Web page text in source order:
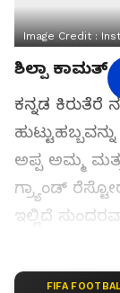
Image Credit :
ಶಿಲ್ಪಾ ಕಾಮತ್
ಕನ್ನಡ ಕಿರುತೆರೆ
ಅಪ್ಪ ಅಮ್ಮ
ಗ್ರ್ಯಾಂಡ್
ಇಲ್ಲಿದೆ
ಸಮಗ್ರ ಸುದ್ದಿ
FIFA